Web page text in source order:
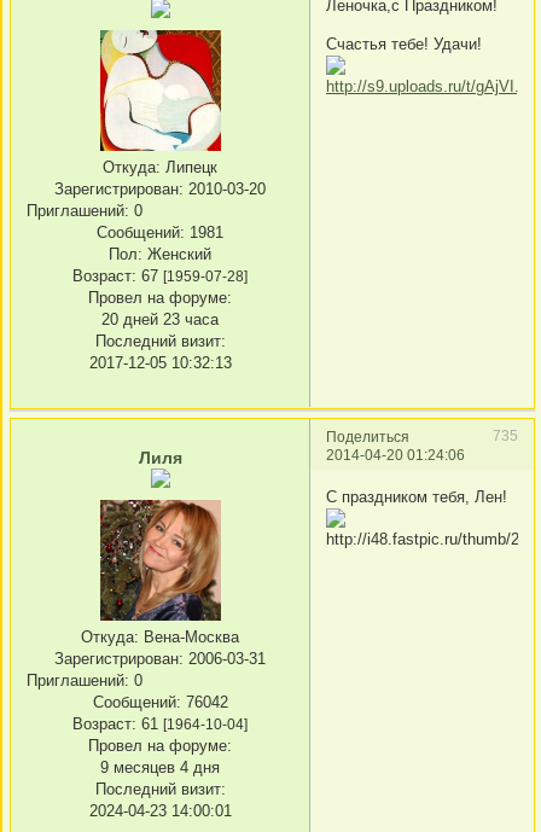
Откуда: Липецк
Зарегистрирован: 2010-03-20
Приглашений: 0
Сообщений: 1981
Пол: Женский
Возраст: 67 [1959-07-28]
Провел на форуме:
20 дней 23 часа
Последний визит:
2017-12-05 10:32:13
Леночка,с Праздником!
Счастья тебе! Удачи!
Поделиться
735
2014-04-20 01:24:06
Лиля
Откуда: Вена-Москва
Зарегистрирован: 2006-03-31
Приглашений: 0
Сообщений: 76042
Возраст: 61 [1964-10-04]
Провел на форуме:
9 месяцев 4 дня
Последний визит:
2024-04-23 14:00:01
С праздником тебя, Лен!